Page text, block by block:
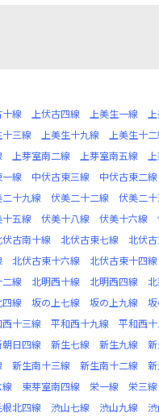
十線 上伏古四線 上美生一線
十三線 上美生十九線
上美生十
上芽室南二線 上芽室南五線
線 中伏古東三線 中伏古東二線
十九線 伏美二十二線
伏美二
五線 伏美十八線 伏美十六線
伏古南十線 北伏古東七線
北伏
北伏古東十六線 北伏古東十四線
線 北明西十線 北明西四線
線 坂の上七線 坂の上九線
十三線 平和西十九線
平和西
朝日四線 新生七線 新生九線
新生南十三線 新生南十二線
東芽室南四線 栄一線 栄三線
根北四線 渋山七線 渋山九線